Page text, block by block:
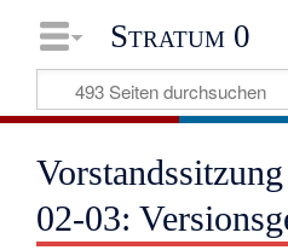
Stratum 0
02-03: